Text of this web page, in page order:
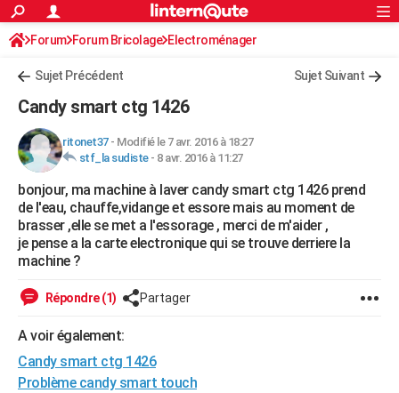
ACTUALITÉS
Politique
Société
Faits Divers
Education
Monde
Villes
+
FINANCE
Retraite
Impôts
Epargne
Immobilier
Risques naturels par ville
Banque
Assurance
Crédit
AUTO
Essais
Réserver un essai
Citadines
Berlines
SUV
Forum auto
+HIGH-TECH
Mobiles
Meilleur smartphone
Internet
Ordinateurs
Jeux vidéo
Guide high-tech
+BRICOLAGE
Forum
Aménagement intérieur
Extérieur
Cuisine
Salle de bains
Jardinage
Rangement
Guides de France
Escapades
Patrimoine
Expositions
Musées
Week-end nature
Art de vivre
Bien-être
Loisirs
Mode
Modes de vie
Alimentation
Guide de la santé
Maladies
Médicaments
Sommeil
VOYAGE
S'inscrire
Connexion
Forum Forum Bricolage Electroménager
Sujet Précédent Sujet Suivant
Candy smart ctg 1426
ritonet37- Modifié le 7 avr. 2016 à 18:27
stf_la sudiste- 8 avr. 2016 à 11:27
bonjour, ma machine à laver candy smart ctg 1426 prend
de l'eau, chauffe,vidange et essore mais au moment de
brasser ,elle se met a l'essorage , merci de m'aider ,
je pense a la carte electronique qui se trouve derriere la
machine ?
Répondre (1) Partager
A voir également:
Candy smart ctg 1426
Problème candy smart touch